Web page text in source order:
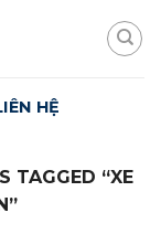
HỆ
TAGGED “XE